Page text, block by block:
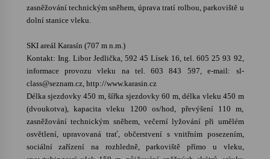
Za kulturou kousek za Humpolec. V Želivě ožije
13. 7. 2026
Varhanní recitál Michala Novenka v Klášteře
Želiv
3. 7. 2026
Petr Adamec – Malovaný svět
30. 6. 2026
zasněžování technickým sněhem, úprava tratí rolbou, parkoviště u
dolní stanice vleku.
SKI areál Karasín (707 m n.m.)
Kontakt: Ing. Libor Jedlička, 592 45 Lísek 16, tel. 605 25 93 92,
informace provozu vleku na tel. 603 843 597, e-mail: sl-
class@seznam.cz, http://www.karasin.cz
Délka sjezdovky 450 m, šířka sjezdovky 60 m, délka vleku 450 m
(dvoukotva), kapacita vleku 1200 os/hod, převýšení 110 m,
zasněžování technickým sněhem, večerní lyžování při umělém
osvětlení, upravovaná trať, občerstvení s vnitřním posezením,
sociální zařízení na rozhledně, parkoviště přímo u vleku,